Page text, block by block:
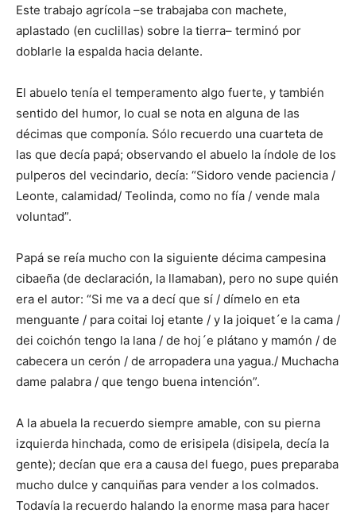
Este trabajo agrícola –se trabajaba con machete,
aplastado (en cuclillas) sobre la tierra– terminó por
doblarle la espalda hacia delante.
El abuelo tenía el tempe­ramento algo fuerte, y también
sentido del humor, lo cual se nota en alguna de las
décimas que componía. Sólo recuerdo una cuarteta de
las que decía papá; observando el abuelo la índole de los
pulperos del vecindario, de­cía: “Sidoro vende paciencia /
Leonte, calamidad/ Teolin­da, como no fía / vende mala
voluntad”.
Papá se reía mucho con la siguiente décima campesina
cibaeña (de declaración, la llamaban), pero no supe quién
era el autor: “Si me va a decí que sí / dímelo en eta
menguante / para coitai loj etante / y la joiquet´e la cama /
dei coichón tengo la lana / de hoj´e plátano y mamón / de
cabecera un cerón / de arropadera una yagua./ Muchacha
dame palabra / que tengo buena intención”.
A la abuela la recuerdo siempre amable, con su pierna
izquierda hinchada, como de erisipela (disipela, decía la
gente); decían que era a causa del fuego, pues prepa­raba
mucho dulce y canqui­ñas para vender a los colmados.
Todavía la recuerdo ha­lando la enorme masa para hacer